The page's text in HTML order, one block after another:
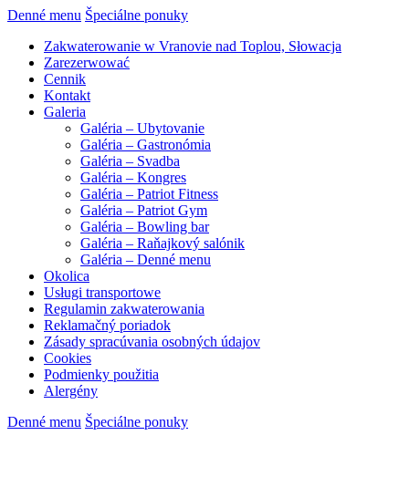
Denné menu Špeciálne ponuky
Zakwaterowanie w Vranovie nad Toplou, Słowacja
Zarezerwować
Cennik
Kontakt
Galeria
Galéria – Ubytovanie
Galéria – Gastronómia
Galéria – Svadba
Galéria – Kongres
Galéria – Patriot Fitness
Galéria – Patriot Gym
Galéria – Bowling bar
Galéria – Raňajkový salónik
Galéria – Denné menu
Okolica
Usługi transportowe
Regulamin zakwaterowania
Reklamačný poriadok
Zásady spracúvania osobných údajov
Cookies
Podmienky použitia
Alergény
Denné menu Špeciálne ponuky